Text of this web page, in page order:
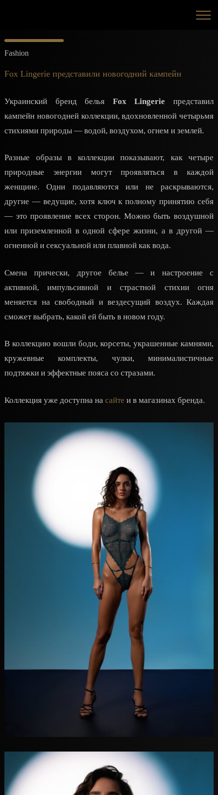
Fashion
Fox Lingerie представили новогодний кампейн
Украинский бренд белья Fox Lingerie представил
кампейн новогодней коллекции, вдохновленной четырьмя
стихиями природы — водой, воздухом, огнем и землей.
Разные образы в коллекции показывают, как четыре
природные энергии могут проявляться в каждой
женщине. Одни подавляются или не раскрываются,
другие — ведущие, хотя ключ к полному принятию себя
— это проявление всех сторон. Можно быть воздушной
или приземленной в одной сфере жизни, а в другой —
огненной и сексуальной или плавной как вода.
Смена прически, другое белье — и настроение с
активной, импульсивной и страстной стихии огня
меняется на свободный и вездесущий воздух. Каждая
сможет выбрать, какой ей быть в новом году.
В коллекцию вошли боди, корсеты, украшенные камнями,
кружевные комплекты, чулки, минималистичные
подтяжки и эффектные пояса со стразами.
Коллекция уже доступна на сайте и в магазинах бренда.